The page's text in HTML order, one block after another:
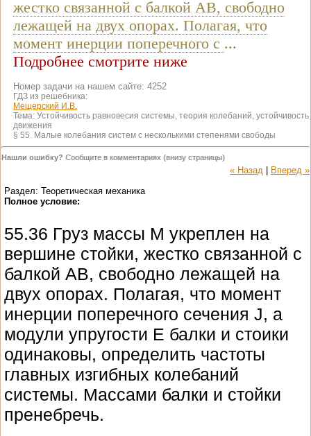
жестко связанной с балкой AB, свободно
лежащей на двух опорах. Полагая, что
момент инерции поперечного с ...
Подробнее смотрите ниже
Номер задачи на нашем сайте: 4252
ГДЗ из решебника:
Мещерский И.В.
Тема: Устойчивость равновесия системы, теория колебаний, устойчивость
движения
§ 55. Малые колебания систем с несколькими степенями свободы
Нашли ошибку? Сообщите в комментариях (внизу страницы)
« Назад
Вперед »
Раздел: Теоретическая механика
Полное условие:
55.36 Груз массы М укреплен на
вершине стойки, жестко связанной с
балкой AB, свободно лежащей на
двух опорах. Полагая, что момент
инерции поперечного сечения J, а
модули упругости E балки и стоики
одинаковы, определить частоты
главных изгибных колебаний
системы. Массами балки и стойки
пренебречь.